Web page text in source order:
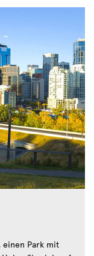
einen Park mit